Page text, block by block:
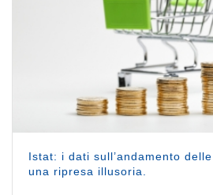
Istat: i dati sull’andamento
una ripresa illusoria.